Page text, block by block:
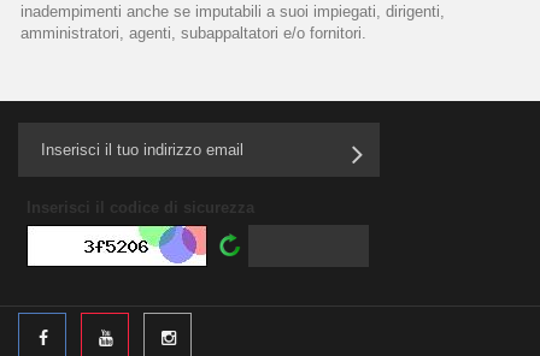
inadempimenti anche se imputabili a suoi impiegati, dirigenti,
amministratori, agenti, subappaltatori e/o fornitori.